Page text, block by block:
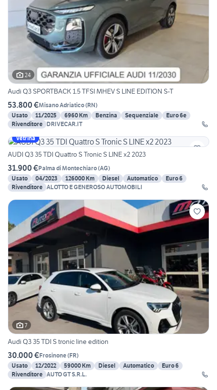
24
Audi Q3 SPORTBACK 1.5 TFSI MHEV S LINE EDITION S-T
53.800 €Misano Adriatico(RN)
Usato
11/2025 6960 Km Benzina Sequenziale
Euro 6e
Rivenditore DRIVECAR.IT
Vetrina
AUDI Q3 35 TDI Quattro S Tronic S LINE x2 2023
31.900 €Palma di Montechiaro(AG)
Usato
04/2023 126000 Km Diesel Automatico
Euro 6
Rivenditore ALOTTO E GENEROSO AUTOMOBILI
7
Audi Q3 35 TDI S tronic line edition
30.000 €Frosinone(FR)
Usato
12/2022 59000 Km Diesel Automatico
Euro 6
Rivenditore AUTO GT S.R.L.